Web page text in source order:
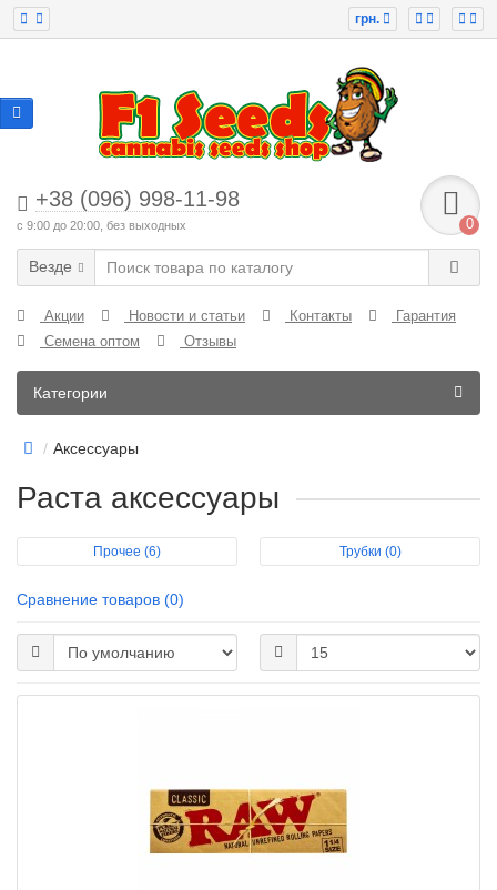
грн.
+38 (096) 998-11-98
с 9:00 до 20:00, без выходных 0
Везде
Акции Новости и статьи Контакты
Гарантия
Семена оптом
Отзывы
Категории
Аксессуары
Раста аксессуары
Прочее (6) Трубки (0)
Сравнение товаров (0)